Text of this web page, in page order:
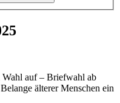
Wahl auf – Briefwahl ab
älterer Menschen ein